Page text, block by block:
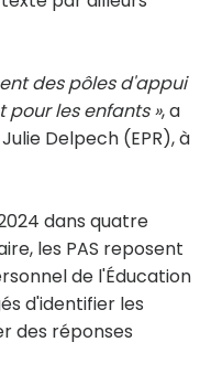
des pôles d'appui
pour les enfants », a
Delpech (EPR), à
dans quatre
les PAS reposent
de l'Éducation
d'identifier les
des réponses